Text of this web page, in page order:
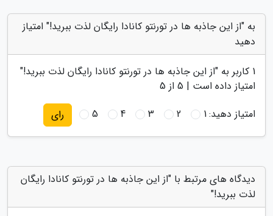
به "از این جاذبه ها در تورنتو کانادا رایگان لذت ببرید!" امتیاز
دهید
1 کاربر به "از این جاذبه ها در تورنتو کانادا رایگان لذت ببرید!"
امتیاز داده است | 5 از 5
امتیاز دهید:1
2
3
4
5 رای
دیدگاه های مرتبط با "از این جاذبه ها در تورنتو کانادا رایگان
لذت ببرید!"